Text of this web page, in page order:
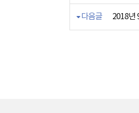
다음글 2018년